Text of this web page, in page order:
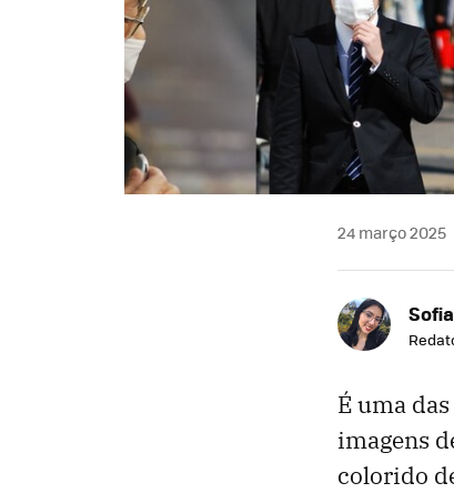
24 março 2025
É uma
imagens
colorido